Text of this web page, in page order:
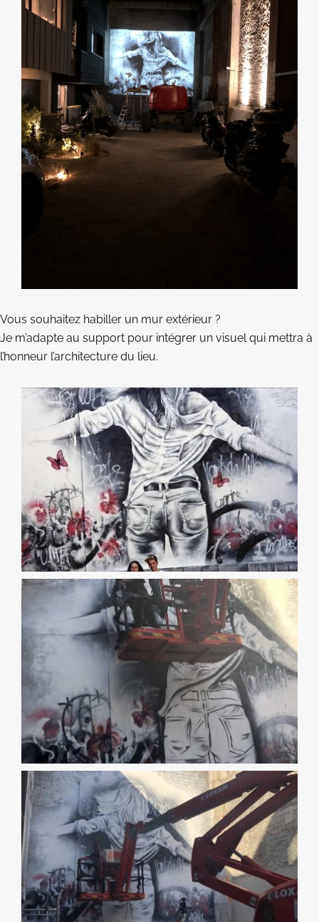
Vous souhaitez habiller un mur extérieur ?
Je m’adapte au support pour intégrer un visuel qui mettra à
l’honneur l’architecture du lieu.